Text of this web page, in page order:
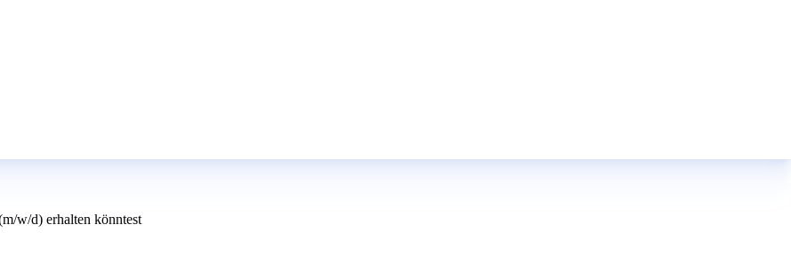
w/d) erhalten könntest